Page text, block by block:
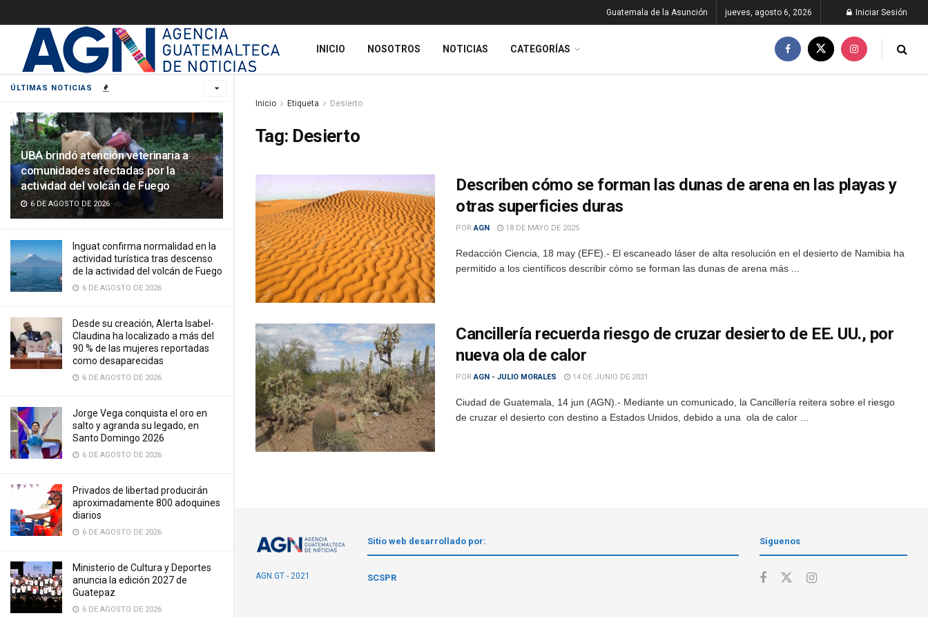
ÚLTIMAS NOTICIAS
UBA brindó atención veterinaria a
comunidades afectadas por la
actividad del volcán de Fuego
6 DE AGOSTO DE 2026
Inguat confirma normalidad en la
actividad turística tras descenso
de la actividad del volcán de Fuego
6 DE AGOSTO DE 2026
Desde su creación, Alerta Isabel-
Claudina ha localizado a más del
90 % de las mujeres reportadas
como desaparecidas
6 DE AGOSTO DE 2026
Jorge Vega conquista el oro en
salto y agranda su legado, en
Santo Domingo 2026
6 DE AGOSTO DE 2026
Privados de libertad producirán
aproximadamente 800 adoquines
diarios
6 DE AGOSTO DE 2026
Ministerio de Cultura y Deportes
anuncia la edición 2027 de
Guatepaz
6 DE AGOSTO DE 2026
Guatemala de la Asunción jueves, agosto 6, 2026 Iniciar Sesión
INICIO NOSOTROS NOTICIAS CATEGORÍAS
Inicio Etiqueta Desierto
Tag: Desierto
Describen cómo se forman las dunas de arena en las playas y
otras superficies duras
POR AGN 18 DE MAYO DE 2025
Redacción Ciencia, 18 may (EFE).- El escaneado láser de alta resolución en el desierto de Namibia ha
permitido a los científicos describir cómo se forman las dunas de arena más ...
Cancillería recuerda riesgo de cruzar desierto de EE. UU., por
nueva ola de calor
POR AGN - JULIO MORALES 14 DE JUNIO DE 2021
Ciudad de Guatemala, 14 jun (AGN).- Mediante un comunicado, la Cancillería reitera sobre el riesgo
de cruzar el desierto con destino a Estados Unidos, debido a una ola de calor ...
AGN.GT - 2021
Sitio web desarrollado por:
SCSPR
Síguenos